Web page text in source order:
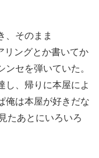
、そのまま
リングとか書いてか
セを弾いていた。
し、帰りに本屋によ
俺は本屋が好きだな
たあとにいろいろ